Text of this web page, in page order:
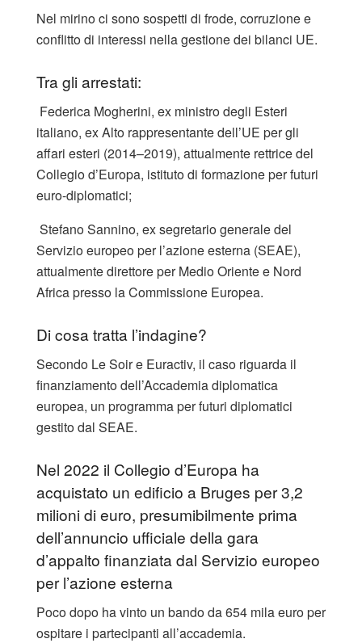
Nel mirino ci sono sospetti di frode, corruzione e
conflitto di interessi nella gestione dei bilanci UE.
Tra gli arrestati:
Federica Mogherini, ex ministro degli Esteri
italiano, ex Alto rappresentante dell’UE per gli
affari esteri (2014–2019), attualmente rettrice del
Collegio d’Europa, istituto di formazione per futuri
euro-diplomatici;
Stefano Sannino, ex segretario generale del
Servizio europeo per l’azione esterna (SEAE),
attualmente direttore per Medio Oriente e Nord
Africa presso la Commissione Europea.
Di cosa tratta l’indagine?
Secondo Le Soir e Euractiv, il caso riguarda il
finanziamento dell’Accademia diplomatica
europea, un programma per futuri diplomatici
gestito dal SEAE.
Nel 2022 il Collegio d’Europa ha
acquistato un edificio a Bruges per 3,2
milioni di euro, presumibilmente prima
dell’annuncio ufficiale della gara
d’appalto finanziata dal Servizio europeo
per l’azione esterna
Poco dopo ha vinto un bando da 654 mila euro per
ospitare i partecipanti all’accademia.